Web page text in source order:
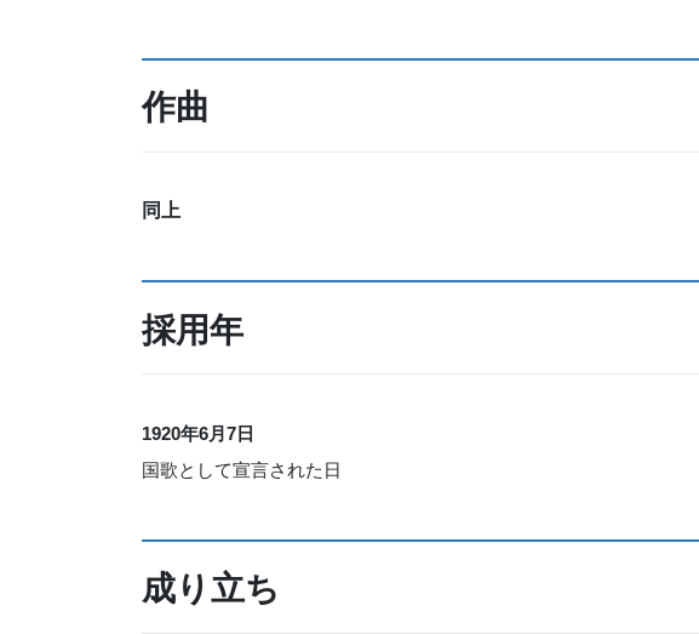
作曲
同上
採用年
1920年6月 7 日
国歌として宣言された日
成り立ち